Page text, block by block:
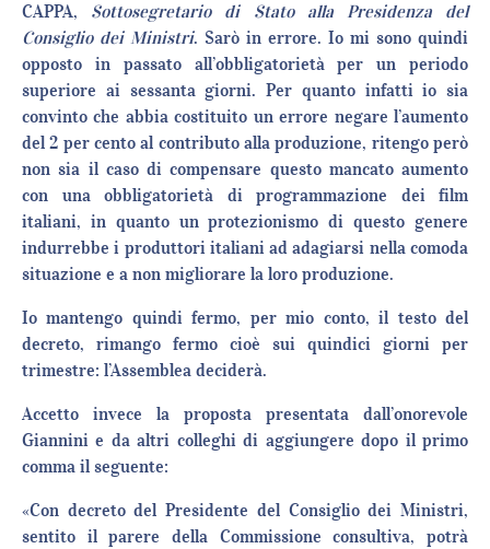
CAPPA, Sottosegretario di Stato alla Presidenza del
Consiglio dei Ministri. Sarò in errore. Io mi sono quindi
opposto in passato all’obbligatorietà per un periodo
superiore ai sessanta giorni. Per quanto infatti io sia
convinto che abbia costituito un errore negare l’aumento
del 2 per cento al contributo alla produzione, ritengo però
non sia il caso di compensare questo mancato aumento
con una obbligatorietà di programmazione dei film
italiani, in quanto un protezionismo di questo genere
indurrebbe i produttori italiani ad adagiarsi nella comoda
situazione e a non migliorare la loro produzione.
Io mantengo quindi fermo, per mio conto, il testo del
decreto, rimango fermo cioè sui quindici giorni per
trimestre: l’Assemblea deciderà.
Accetto invece la proposta presentata dall’onorevole
Giannini e da altri colleghi di aggiungere dopo il primo
comma il seguente:
«Con decreto del Presidente del Consiglio dei Ministri,
sentito il parere della Commissione consultiva, potrà